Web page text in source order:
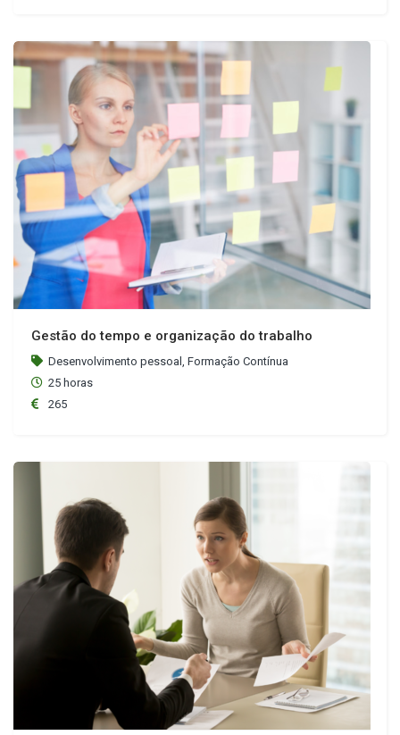
Gestão do tempo e organização do trabalho
Desenvolvimento pessoal, Formação Contínua
25 horas
265